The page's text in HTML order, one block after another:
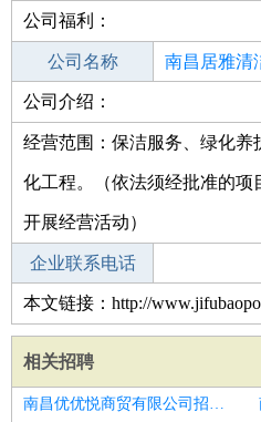
其他行业
公司福利：
公司名称 南昌居雅清
公司类型
公司介绍：
经营范围：保洁服务、绿化
化工程。（依法须经批准的
开展经营活动）
企业联系电话
本文链接：http://
相关招聘
南昌优优悦商贸有限公司招聘仓管质检